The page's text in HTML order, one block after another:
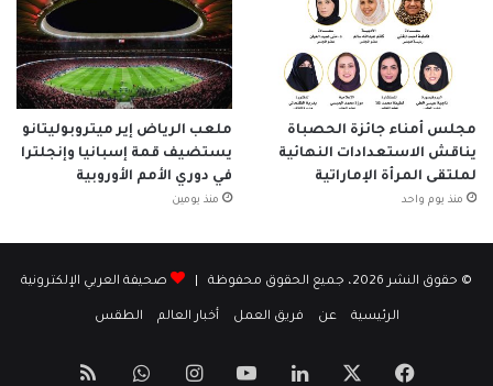
مجلس أمناء جائزة الحصباة
يناقش الاستعدادات النهائية
لملتقى المرأة الإماراتية
منذ يوم واحد
ملعب الرياض إير ميتروبوليتانو
يستضيف قمة إسبانيا وإنجلترا
في دوري الأمم الأوروبية
منذ يومين
© حقوق النشر 2026، جميع الحقوق محفوظة | صحيفة العربي الإلكترونية
الرئيسية عن فريق العمل أخبار العالم الطقس
فيسبوك لينكدإن‫YouTubeانستقرامواتسابملخص